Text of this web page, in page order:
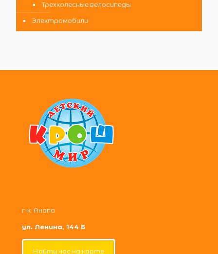
Трехколесные велосипеды
Электромобили
г-к. Анапа
ул. Ленина, 144 Б
Найти нас на карте